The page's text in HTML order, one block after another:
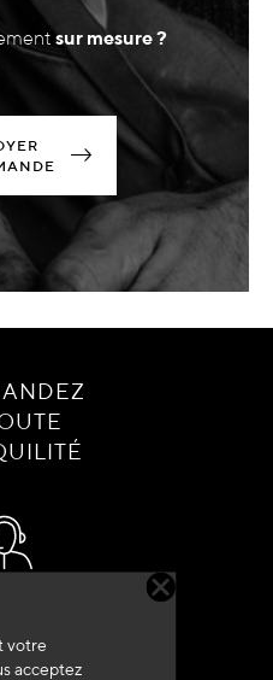
votre
acceptez
sur mesure ?
62 22 Taper 1